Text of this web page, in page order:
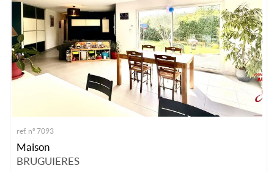
ref. n° 7093
Maison
BRUGUIERES